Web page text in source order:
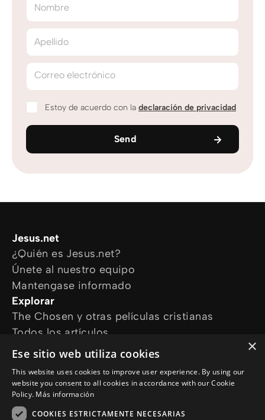
Nombre
Apellido
Correo electrónico
Estoy de acuerdo con la declaración de privacidad
Send
Jesus.net
¿Quién es Jesus.net?
Únete al nuestro equipo
Mantengase informado
Explorar
The Chosen y otras películas cristianas
Todos los artículos
Cursos online
¿Cómo podemos ayudarte?
Devocional diario
Necesito oración
×
Ese sitio web utiliza cookies
This website uses cookies to improve user experience. By using our
website you consent to all cookies in accordance with our Cookie
Policy. Más información
COOKIES ESTRICTAMENTE NECESARIAS